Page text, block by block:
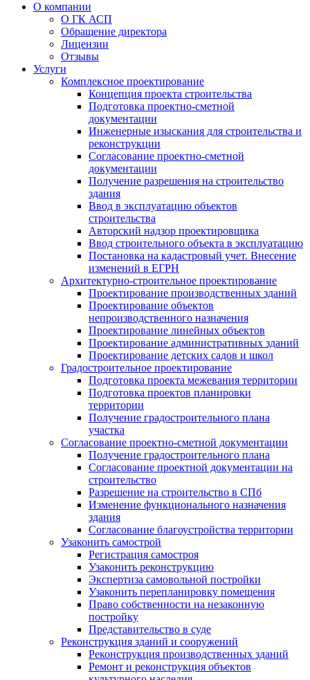
О компании
О ГК АСП
Обращение директора
Лицензии
Отзывы
Услуги
Комплексное проектирование
Концепция проекта строительства
Подготовка проектно-сметной
документации
Инженерные изыскания для строительства и
реконструкции
Согласование проектно-сметной
документации
Получение разрешения на строительство
здания
Ввод в эксплуатацию объектов
строительства
Авторский надзор проектировщика
Ввод строительного объекта в эксплуатацию
Постановка на кадастровый учет. Внесение
изменений в ЕГРН
Архитектурно-строительное проектирование
Проектирование производственных зданий
Проектирование объектов
непроизводственного назначения
Проектирование линейных объектов
Проектирование административных зданий
Проектирование детских садов и школ
Градостроительное проектирование
Подготовка проекта межевания территории
Подготовка проектов планировки
территории
Получение градостроительного плана
участка
Согласование проектно-сметной документации
Получение градостроительного плана
Согласование проектной документации на
строительство
Разрешение на строительство в СПб
Изменение функционального назначения
здания
Согласование благоустройства территории
Узаконить самострой
Регистрация самостроя
Узаконить реконструкцию
Экспертиза самовольной постройки
Узаконить перепланировку помещения
Право собственности на незаконную
постройку
Представительство в суде
Реконструкция зданий и сооружений
Реконструкция производственных зданий
Ремонт и реконструкция объектов